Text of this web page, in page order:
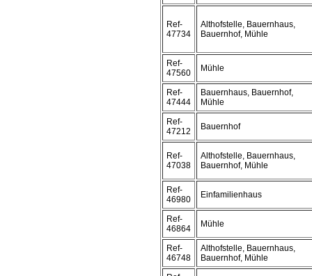
Ref-
47734
Althofstelle, Bauernhaus,
Bauernhof, Mühle
Ref-
47560
Mühle
Ref-
47444
Bauernhaus, Bauernhof,
Mühle
Ref-
47212
Bauernhof
Ref-
47038
Althofstelle, Bauernhaus,
Bauernhof, Mühle
Ref-
46980
Einfamilienhaus
Ref-
46864
Mühle
Ref-
46748
Althofstelle, Bauernhaus,
Bauernhof, Mühle